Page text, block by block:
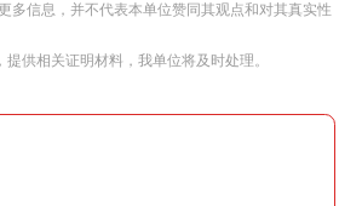
多信息，并不代表本单位赞同其观点和对其真实性
供相关证明材料，我单位将及时处理。